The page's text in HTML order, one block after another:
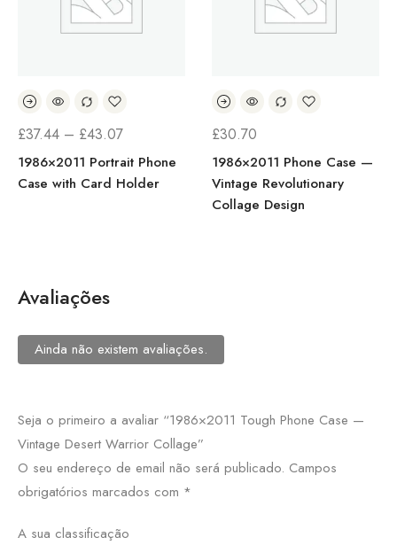
£67.79
1986×2011 Chest Bag –
Vintage Collage Sling Pack
£37.44
RANGE:
£37.44
1986×2011 Portrait Phone
Case with Card Holder
Avaliações
Ainda não existem avaliações.
Seja o primeiro a avaliar “1986×2011 Tough Phone Case —
Vintage Desert Warrior Collage”
O seu endereço de email não será publicado. Campos
obrigatórios marcados com *
A sua classificação